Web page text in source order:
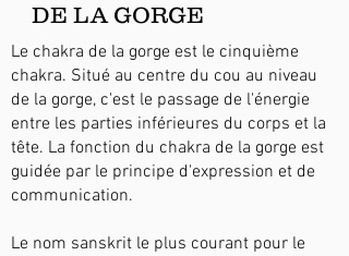
DE LA GORGE
Le chakra de la gorge est le cinquième
chakra. Situé au centre du cou au niveau
de la gorge, c'est le passage de l'énergie
entre les parties inférieures du corps et la
tête. La fonction du chakra de la gorge est
guidée par le principe d'expression et de
communication.
Le nom sanskrit le plus courant pour le